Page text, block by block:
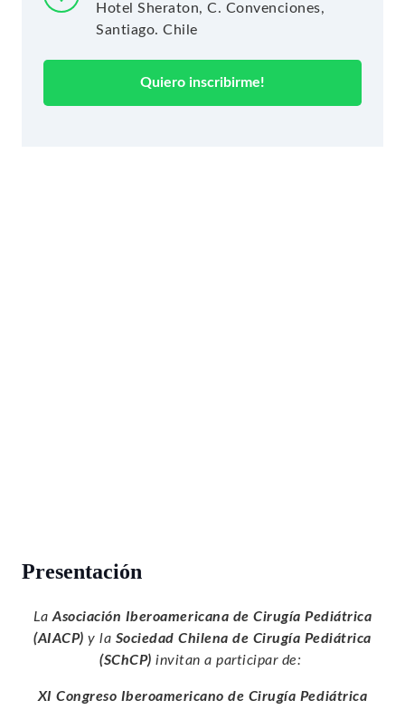
Hotel Sheraton, C. Convenciones,
Santiago. Chile
Quiero inscribirme!
Presentación
LaAsociación Iberoamericana de Cirugía Pediátrica
(AIACP) y la Sociedad Chilena de Cirugía Pediátrica
(SChCP) invitan a participar de:
XI Congreso Iberoamericano de Cirugía Pediátrica